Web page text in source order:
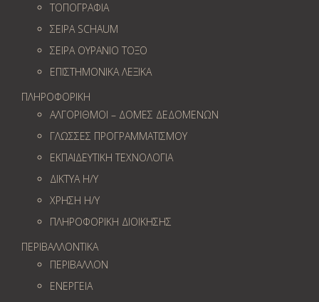
ΤΟΠΟΓΡΑΦΙΑ
ΣΕΙΡΑ SCHAUM
ΣΕΙΡΑ ΟΥΡΑΝΙΟ ΤΟΞΟ
ΕΠΙΣΤΗΜΟΝΙΚΑ ΛΕΞΙΚΑ
ΠΛΗΡΟΦΟΡΙΚΗ
ΑΛΓΟΡΙΘΜΟΙ – ΔΟΜΕΣ ΔΕΔΟΜΕΝΩΝ
ΓΛΩΣΣΕΣ ΠΡΟΓΡΑΜΜΑΤΙΣΜΟΥ
ΕΚΠΑΙΔΕΥΤΙΚΗ ΤΕΧΝΟΛΟΓΙΑ
ΔΙΚΤΥΑ Η/Υ
ΧΡΗΣΗ Η/Υ
ΠΛΗΡΟΦΟΡΙΚΗ ΔΙΟΙΚΗΣΗΣ
ΠΕΡΙΒΑΛΛΟΝΤΙΚΑ
ΠΕΡΙΒΑΛΛΟΝ
ΕΝΕΡΓΕΙΑ